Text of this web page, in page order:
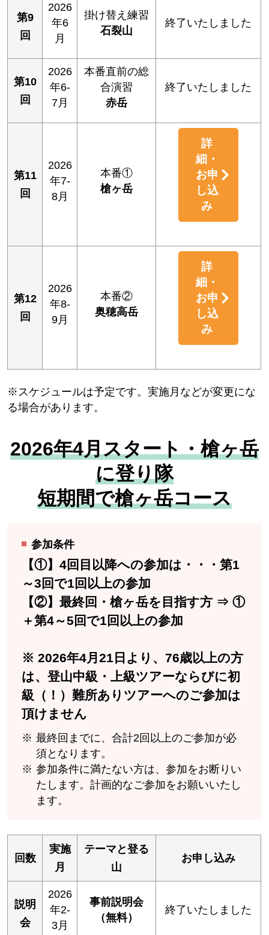
第9
回
2026
年6
月
掛け替え練習
石裂山
終了いたしました
第10
回
2026
年6-
7月
本番直前の総
合演習
赤岳
終了いたしました
第11
回
2026
年7-
8月
本番①
槍ヶ岳
詳
細・
お申
し込
み
第12
回
2026
年8-
9月
本番②
奥穂高岳
詳
細・
お申
し込
み
※スケジュールは予定です。実施月などが変更にな
る場合があります。
2026年4月スタート・槍ヶ岳
に登り隊
短期間で槍ヶ岳コース
参加条件
【①】4回目以降への参加は・・・第1
～3回で1回以上の参加
【②】最終回・槍ヶ岳を目指す方 ⇒ ①
＋第4～5回で1回以上の参加
※ 2026年4月21日より、76歳以上の方
は、登山中級・上級ツアーならびに初
級（！）難所ありツアーへのご参加は
頂けません
最終回までに、合計2回以上のご参加が必
須となります。
参加条件に満たない方は、参加をお断りい
たします。計画的なご参加をお願いいたし
ます。
回数
実施
月
テーマと登る
山
お申し込み
説明
会
2026
年2-
3月
事前説明会
（無料）
終了いたしました